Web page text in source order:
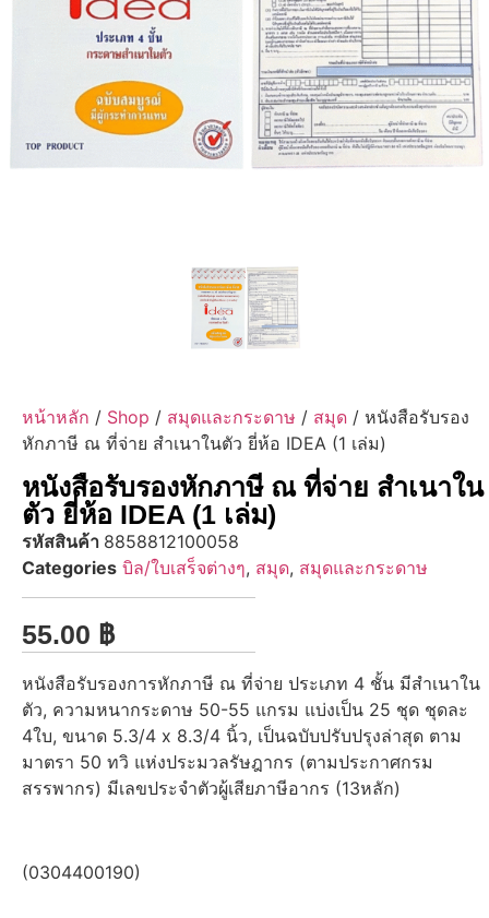
หน้าหลัก / Shop / สมุดและกระดาษ / สมุด / หนังสือรับรอง
หักภาษี ณ ที่จ่าย สำเนาในตัว ยี่ห้อ IDEA (1 เล่ม)
หนังสือรับรองหักภาษี ณ ที่จ่าย สำเนาใน
ตัว ยี่ห้อ IDEA (1 เล่ม)
รหัสสินค้า 8858812100058
Categories บิล/ใบเสร็จต่างๆ, สมุด, สมุดและกระดาษ
55.00 ฿
หนังสือรับรองการหักภาษี ณ ที่จ่าย ประเภท 4 ชั้น มีสำเนาใน
ตัว, ความหนากระดาษ 50-55 แกรม แบ่งเป็น 25 ชุด ชุดละ
4ใบ, ขนาด 5.3/4 x 8.3/4 นิ้ว, เป็นฉบับปรับปรุงล่าสุด ตาม
มาตรา 50 ทวิ แห่งประมวลรัษฎากร (ตามประกาศกรม
สรรพากร) มีเลขประจำตัวผู้เสียภาษีอากร (13หลัก)
(0304400190)